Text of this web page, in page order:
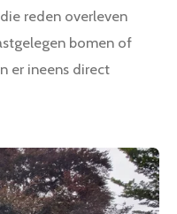
reden overleven
bomen of
er ineens direct